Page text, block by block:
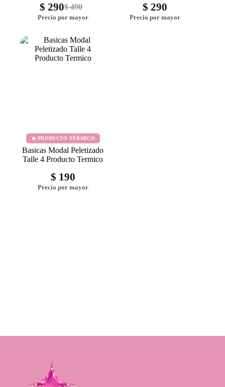
$490
$ 290 $ 290
🔥 PRODUCTO TÉRMICO
Basicas Modal Peletizado
Talle 4 Producto Termico
$ 190